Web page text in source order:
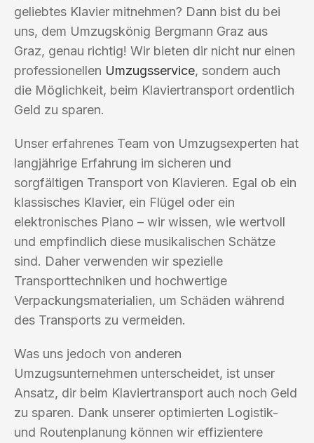
geliebtes Klavier mitnehmen? Dann bist du bei
uns, dem Umzugskönig Bergmann Graz aus
Graz, genau richtig! Wir bieten dir nicht nur einen
professionellen Umzugsservice, sondern auch
die Möglichkeit, beim Klaviertransport ordentlich
Geld zu sparen.
Unser erfahrenes Team von Umzugsexperten hat
langjährige Erfahrung im sicheren und
sorgfältigen Transport von Klavieren. Egal ob ein
klassisches Klavier, ein Flügel oder ein
elektronisches Piano – wir wissen, wie wertvoll
und empfindlich diese musikalischen Schätze
sind. Daher verwenden wir spezielle
Transporttechniken und hochwertige
Verpackungsmaterialien, um Schäden während
des Transports zu vermeiden.
Was uns jedoch von anderen
Umzugsunternehmen unterscheidet, ist unser
Ansatz, dir beim Klaviertransport auch noch Geld
zu sparen. Dank unserer optimierten Logistik-
und Routenplanung können wir effizientere